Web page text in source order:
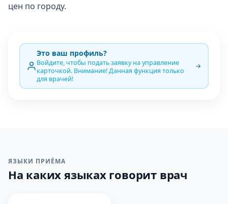
цен по городу.
Это ваш профиль?
Войдите, чтобы подать заявку на управление
карточкой. Внимание! Данная функция только
для врачей!
ЯЗЫКИ ПРИЁМА
На каких языках говорит врач